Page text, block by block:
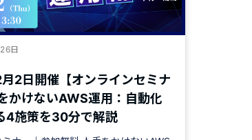
日
2日開催【オンラインセミナ
かけないAWS運用：自動化
4施策を30分で解説